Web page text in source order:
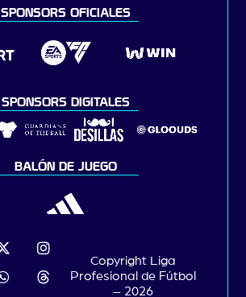
SPONSORS OFICIALES
SPONSORS DIGITALES
BALÓN DE JUEGO
Copyright Liga
Profesional de Fútbol
– 2026